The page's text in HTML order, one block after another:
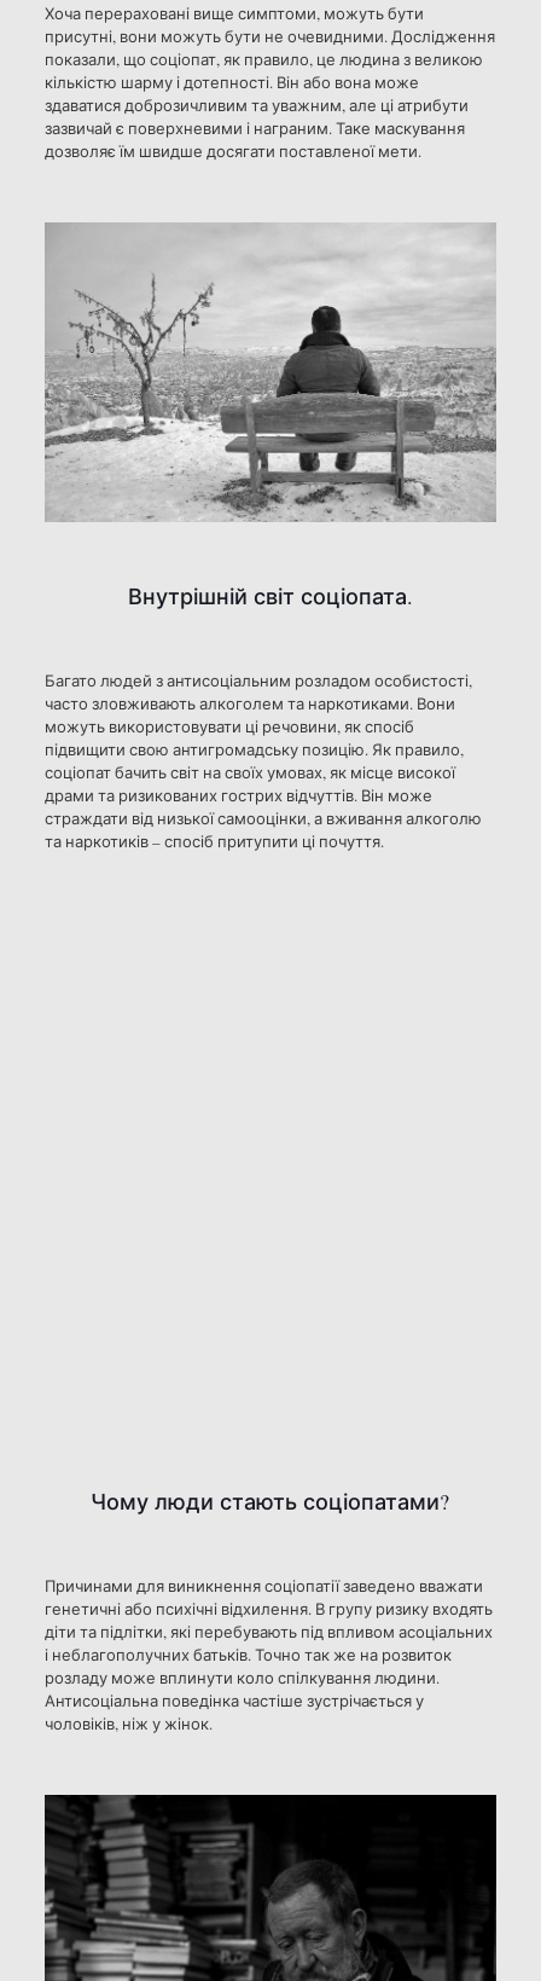
Хоча перераховані вище симптоми, можуть бути
присутні, вони можуть бути не очевидними. Дослідження
показали, що соціопат, як правило, це людина з великою
кількістю шарму і дотепності. Він або вона може
здаватися доброзичливим та уважним, але ці атрибути
зазвичай є поверхневими і награним. Таке маскування
дозволяє їм швидше досягати поставленої мети.
Внутрішній світ соціопата.
Багато людей з антисоціальним розладом особистості,
часто зловживають алкоголем та наркотиками. Вони
можуть використовувати ці речовини, як спосіб
підвищити свою антигромадську позицію. Як правило,
соціопат бачить світ на своїх умовах, як місце високої
драми та ризикованих гострих відчуттів. Він може
страждати від низької самооцінки, а вживання алкоголю
та наркотиків – спосіб притупити ці почуття.
Чому люди стають соціопатами?
Причинами для виникнення соціопатії заведено вважати
генетичні або психічні відхилення. В групу ризику входять
діти та підлітки, які перебувають під впливом асоціальних
і неблагополучних батьків. Точно так же на розвиток
розладу може вплинути коло спілкування людини.
Антисоціальна поведінка частіше зустрічається у
чоловіків, ніж у жінок.